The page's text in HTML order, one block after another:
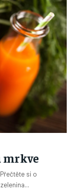
mrkve
si o